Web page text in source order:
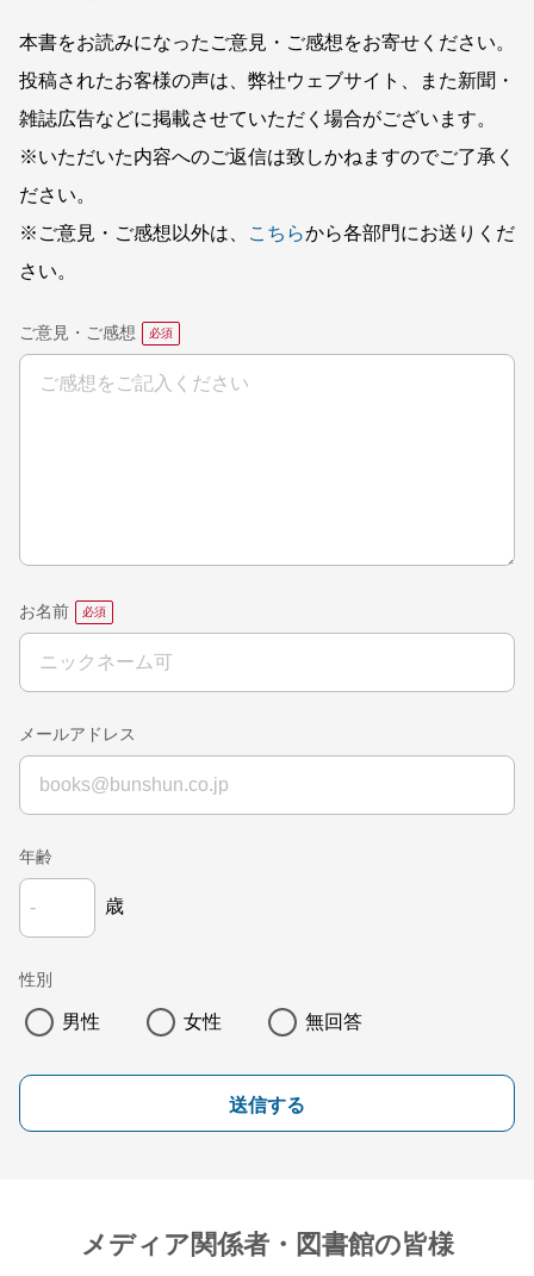
本書をお読みになったご意見・ご感想をお寄せください。
投稿されたお客様の声は、弊社ウェブサイト、また新聞・
雑誌広告などに掲載させていただく場合がございます。
※いただいた内容へのご返信は致しかねますのでご了承く
ださい。
※ご意見・ご感想以外は、
こちらから各部門にお送りくだ
さい。
ご意見・ご感想
お名前
メールアドレス
年齢
歳
性別
男性 女性 無回答
送信する
メディア関係者・図書館の皆様